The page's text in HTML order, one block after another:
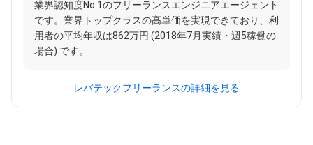
業界認知度No.1のフリーランスエンジニアエージェント
です。業界トップクラスの高単価を実現できており、利
用者の平均年収は862万円 (2018年7月実績・週5稼働の
場合) です。
レバテックフリーランスの詳細を見る